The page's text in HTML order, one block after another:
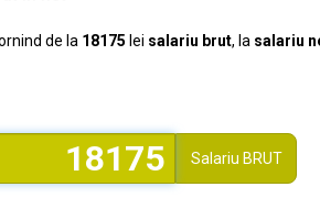
de la 18175 lei salariu brut, la salariu
Salariu BRUT